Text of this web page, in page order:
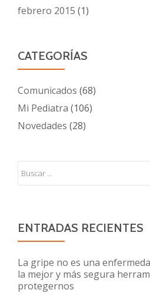
febrero 2015 (1)
CATEGORÍAS
Comunicados (68)
Mi Pediatra (106)
Novedades (28)
ENTRADAS RECIENTES
La gripe no es una
la mejor y más segura
protegernos